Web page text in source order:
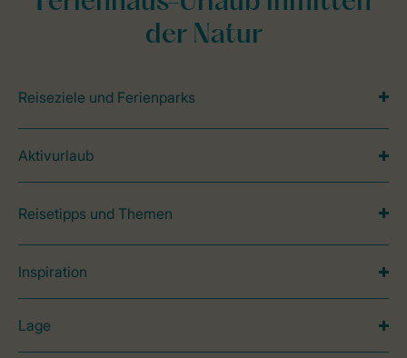
der Natur
Reiseziele und Ferienparks
Aktivurlaub
Reisetipps und Themen
Inspiration
Lage